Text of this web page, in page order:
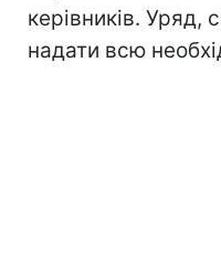
керівників. Уряд,
надати всю